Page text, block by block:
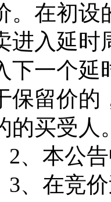
。在初设
进入延时
下一个延
保留价的
的买受人
2、本公
3、在竞